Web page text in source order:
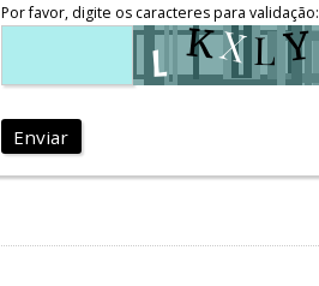
Por favor, digite os caracteres para validação:
Enviar